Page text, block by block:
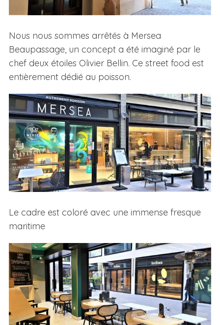
Nous nous sommes arrêtés à Mersea
Beaupassage, un concept a été imaginé par le
chef deux étoiles Olivier Bellin. Ce street food est
entièrement dédié au poisson.
Le cadre est coloré avec une immense fresque
maritime